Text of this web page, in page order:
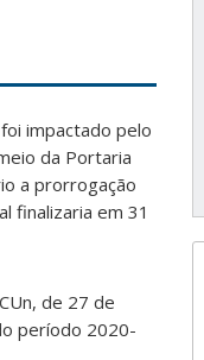
impactado pelo
da Portaria
a prorrogação
finalizaria em 31
de 27 de
período 2020-